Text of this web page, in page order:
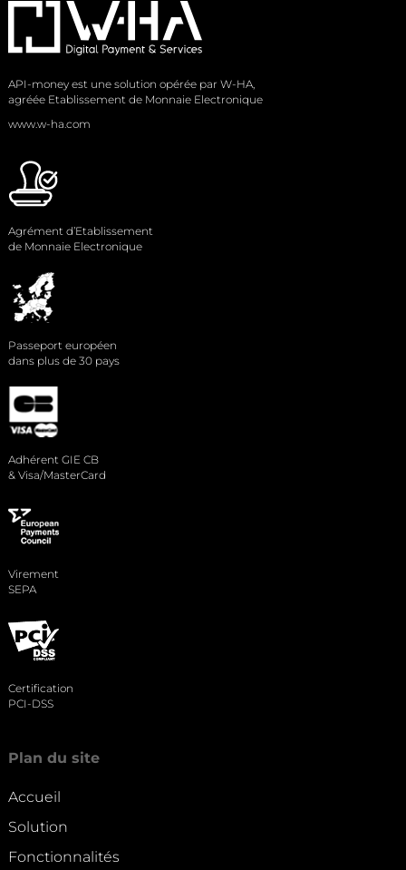
API-money est une solution opérée par W-HA,
agréée Etablissement de Monnaie Electronique
www.w-ha.com
Agrément d’Etablissement
de Monnaie Electronique
Passeport européen
dans plus de 30 pays
Adhérent GIE CB
& Visa/MasterCard
Virement
SEPA
Certification
PCI-DSS
Plan du site
Accueil
Solution
Fonctionnalités